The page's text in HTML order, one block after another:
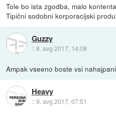
Tole bo ista zgodba, malo
Tipični sodobni korporacijski
Guzzy
::8. avg 2017, 14:08
Ampak vseeno boste vsi
Heavy
::9. avg 2017, 07:51